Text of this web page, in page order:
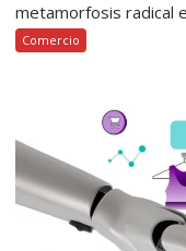
metamorfosis radical
Comercio